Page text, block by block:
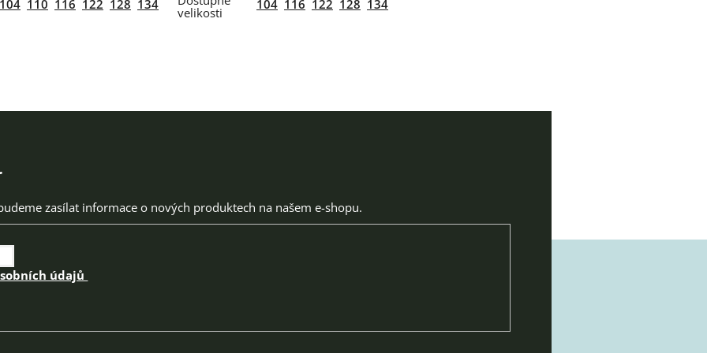
104 110 116 122 128 134 104 116 122 128 134
zasílat informace o nových produktech na našem e-shopu.
údajů